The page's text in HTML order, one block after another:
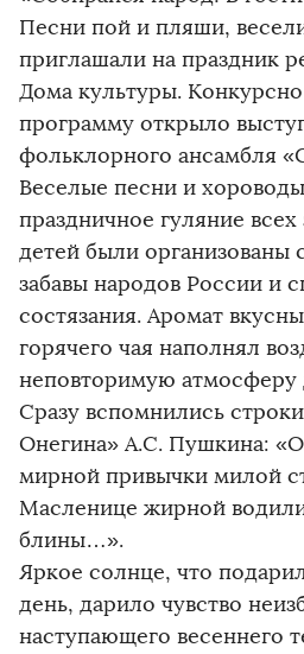
Песни пой и пляши,
приглашали на праздник
Дома культуры.
программу открыло
фольклорного ансамбля
Веселые песни и
праздничное гуляние
детей были организованы
забавы народов России и
состязания. Аромат
горячего чая наполнял
неповторимую
Сразу вспомнились
Онегина» А.С. Пушкина:
мирной привычки милой
Масленице жирной
блины…».
Яркое солнце, что
день, дарило чувство
наступающего весеннего